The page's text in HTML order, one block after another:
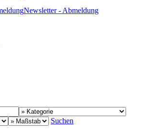
Newsletter - Abmeldung
Suchen